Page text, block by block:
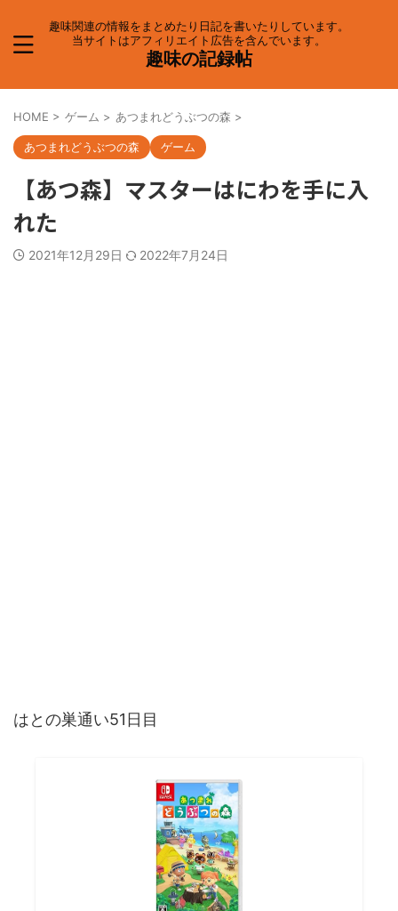
趣味関連の情報をまとめたり日記を書いたりしています。
当サイトはアフィリエイト広告を含んでいます。
趣味の記録帖
HOME > ゲーム > あつまれどうぶつの森 >
あつまれどうぶつの森 ゲーム
【あつ森】マスターはにわを手に入
れた
2021年12月29日 2022年7月24日
はとの巣通い51日目